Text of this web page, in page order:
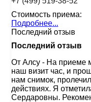
Стоимость приема:
Подробнее...
Последний отзыв
Последний отзыв
От Алсу - На приеме
наш визит час, и
нам снимок,
действиях. Я
Сердаровны.